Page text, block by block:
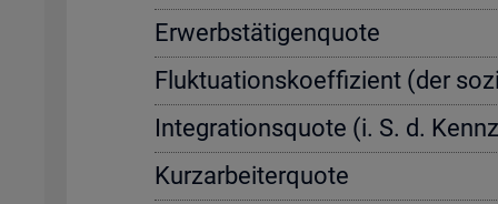
Er­werbs­tä­ti­gen­quo­te
Fluk­tua­ti­ons­ko­ef­fi­zi­ent (der
In­te­gra­ti­ons­quo­te (i. S. d.
Kurz­ar­bei­ter­quo­te